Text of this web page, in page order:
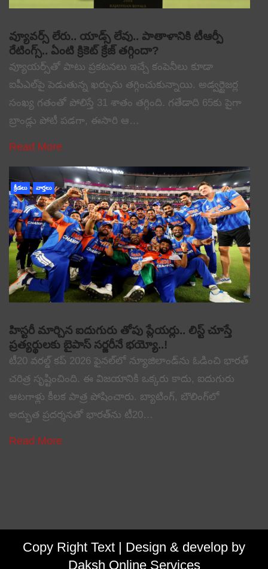
వ్యూవర్స్ లేరు.. యాడ్స్ లేవు.. పాతాళానికి టీఆర్పీ
రేటింగ్స్.. ఏంటి క్రికెట్ క్రేజ్ తగ్గిందా?
వ్యూయర్స్‌తో పాటు ప్రకటనలు ఇచ్చే కంపెనీలు కూడా
ఐపీఎల్‌పై పెడుతున్న ఖర్చును తగ్గించుకున్నాయి. అడ్వర్టైజర్ల
సంఖ్య గతంతో పోలిస్తే 31 శాతం తగ్గింది. గతేడాది 65కు పైగా
బ్రాండ్లు పోటీ పడగా, ఈసారి ఆ…
Read More
క్రీడలు వార్తలు
హిస్టరీ మార్చిన ఐదుగురు తోపు ప్లేయర్లు.. లిస్ట్ చూస్తే
ప్రత్యర్థులకు బైపాస్ సర్జరీనే భయ్యో..!
టీ20 వరల్డ్ కప్ 2026 ఫైనల్‌లో న్యూజిలాండ్‌ను ఓడించి భారత్
చరిత్ర సృష్టించింది. ఈ విజయానికి ఒక్కరు కాదు, ఐదుగురు
ఆటగాళ్లు కీలక పాత్ర పోషించారు. బ్యాటింగ్, బౌలింగ్‌లో
అద్భుత ప్రదర్శనతో భారత్‌ను టీ20…
Read More
Copy Right Text | Design & develop by
Daksh Online Services